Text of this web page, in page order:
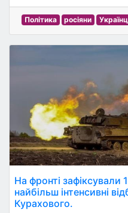
Політика росіяни
На фронті зафіксували
найбільш інтенсивні
Курахового.